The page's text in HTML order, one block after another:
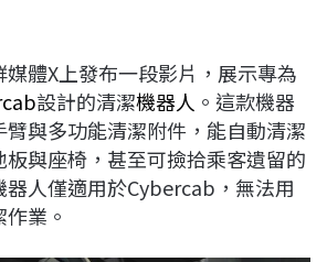
e
d
I
n
L
i
n
k
媒體X上發布一段影片，展示專為
設計的清潔機器人 。這款機器
臂與多功能清潔附件，能自動清潔
與座椅，甚至可撿拾乘客遺留的
人僅適用於Cybercab，無法用
業。